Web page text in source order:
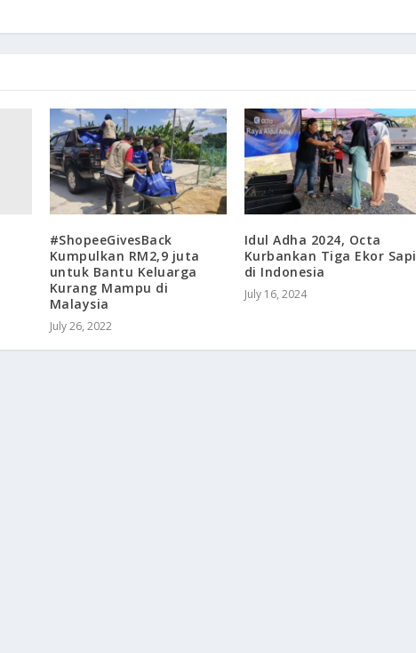
#ShopeeGivesBack
Kumpulkan RM2,9 juta
untuk Bantu Keluarga
Kurang Mampu di
Malaysia
July 26, 2022
Idul Adha 2024, Octa
Kurbankan Tiga Ekor Sapi
di Indonesia
July 16, 2024